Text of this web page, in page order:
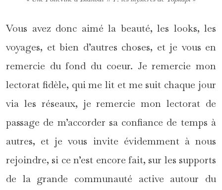
Vous avez donc aimé la beauté, les looks, les
voyages, et bien d’autres choses, et je vous en
remercie du fond du coeur. Je remercie mon
lectorat fidèle, qui me lit et me suit chaque jour
via les réseaux, je remercie mon lectorat de
passage de m’accorder sa confiance de temps à
autres, et je vous invite évidemment à nous
rejoindre, si ce n’est encore fait, sur les supports
de la grande communauté active autour du